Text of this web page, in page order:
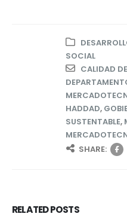
SOCIAL
CALIDAD
HADDAD,
SUSTENTABLE,
SHARE:
RELATEDPOSTS